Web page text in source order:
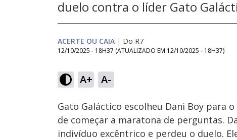
duelo contra o líder Gato
ACERTE OU CAIA | Do R7
12/10/2025 - 18H37 (ATUALIZADO EM 12/10/2025 - 18H37)
A+ A-
Ativar
Som
8.38%
Gato Galáctico escolheu Dani Boy para
de começar a maratona de perguntas.
indivíduo excêntrico e perdeu o duelo.